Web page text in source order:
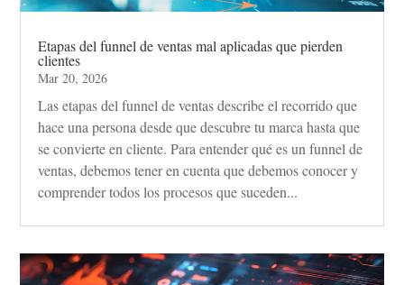
Etapas del funnel de ventas mal aplicadas que pierden
clientes
Mar 20, 2026
Las etapas del funnel de ventas describe el recorrido que
hace una persona desde que descubre tu marca hasta que
se convierte en cliente. Para entender qué es un funnel de
ventas, debemos tener en cuenta que debemos conocer y
comprender todos los procesos que suceden...